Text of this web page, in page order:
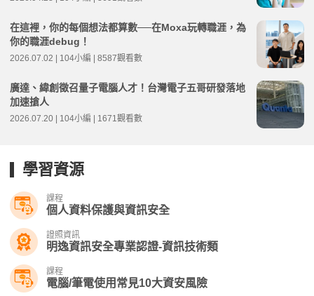
在這裡，你的每個想法都算數──在Moxa玩轉職涯，為
你的職涯debug！
2026.07.02 | 104小編 | 8587觀看數
廣達、緯創徵召量子電腦人才！台灣電子五哥研發落地
加速搶人
2026.07.20 | 104小編 | 1671觀看數
學習資源
課程
個人資料保護與資訊安全
證照資訊
明逸資訊安全專業認證-資訊技術類
課程
電腦/筆電使用常見10大資安風險